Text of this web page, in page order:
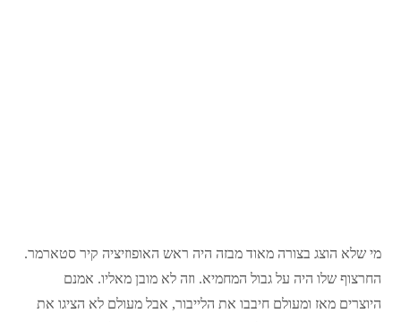
מי שלא הוצג בצורה מאוד מבזה היה ראש האופוזיציה קיר סטארמר.
החרצוף שלו היה על גבול המחמיא. וזה לא מובן מאליו. אמנם
היוצרים מאז ומעולם חיבבו את הלייבור, אבל מעולם לא הציגו את